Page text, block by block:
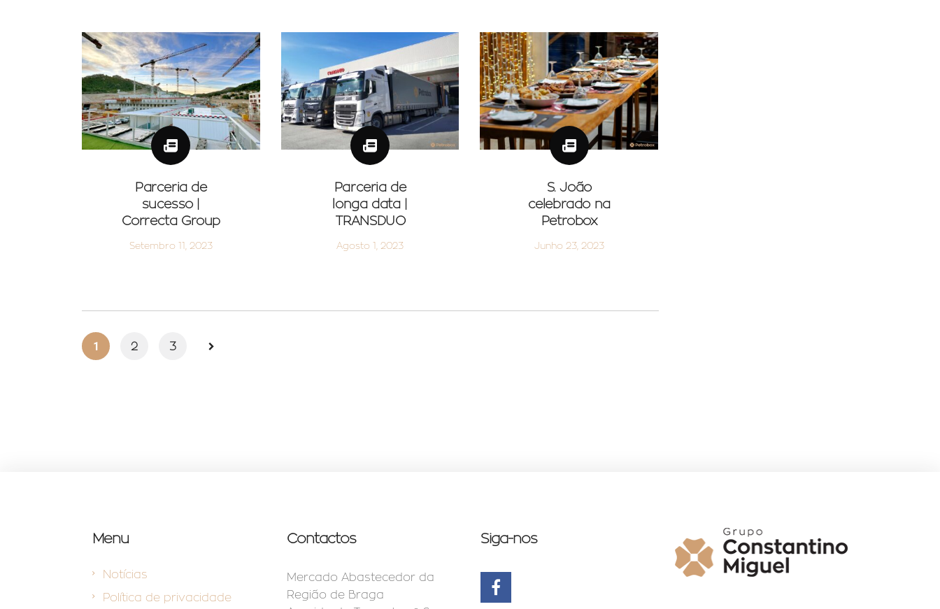
Parceria de
sucesso |
Correcta Group
Setembro 11, 2023
Parceria de
longa data |
TRANSDUO
Agosto 1, 2023
S. João
celebrado na
Petrobox
Junho 23, 2023
1 2 3
Menu
Notícias
Política de privacidade
Contactos
Mercado Abastecedor da
Região de Braga
Siga-nos